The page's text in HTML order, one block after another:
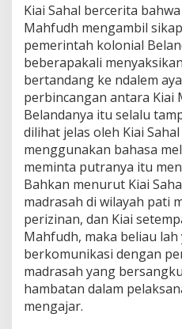
Kiai Sahal bercerita
Mahfudh mengambil
pemerintah kolonial
beberapakali
bertandang ke ndalem
perbincangan antara Kiai
Belandanya itu selalu
dilihat jelas oleh Kiai
menggunakan bahasa
meminta putranya itu
Bahkan menurut Kiai
madrasah di wilayah pati
perizinan, dan Kiai
Mahfudh, maka beliau
berkomunikasi dengan
madrasah yang
hambatan dalam
mengajar.